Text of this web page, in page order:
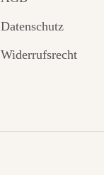
Datenschutz
Widerrufsrecht